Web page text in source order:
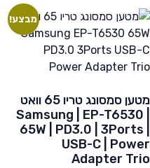
מבצע!
מטען סמסונג טריו 65 וואט
Samsung | EP-T6530 |
65W | PD3.0 | 3Ports |
USB-C | Power
Adapter Trio